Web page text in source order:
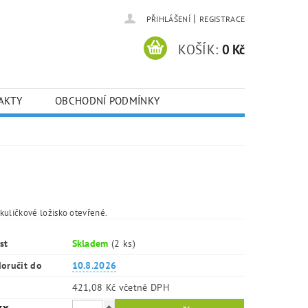
PŘIHLÁŠENÍ | REGISTRACE
KOŠÍK: 0 Kč
OBCHODNÍ PODMÍNKY
ložisko otevřené.
Skladem(2 ks)
do
10.8.2026
421,08 Kč včetně DPH